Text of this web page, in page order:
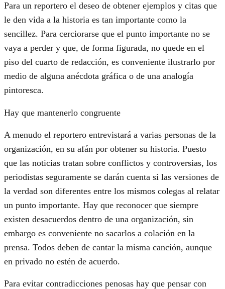
Para un reportero el deseo de obtener ejemplos y citas que
le den vida a la historia es tan importante como la
sencillez. Para cerciorarse que el punto importante no se
vaya a perder y que, de forma figurada, no quede en el
piso del cuarto de redacción, es conveniente ilustrarlo por
medio de alguna anécdota gráfica o de una analogía
pintoresca.
Hay que mantenerlo congruente
A menudo el reportero entrevistará a varias personas de la
organización, en su afán por obtener su historia. Puesto
que las noticias tratan sobre conflictos y controversias, los
periodistas seguramente se darán cuenta si las versiones de
la verdad son diferentes entre los mismos colegas al relatar
un punto importante. Hay que reconocer que siempre
existen desacuerdos dentro de una organización, sin
embargo es conveniente no sacarlos a colación en la
prensa. Todos deben de cantar la misma canción, aunque
en privado no estén de acuerdo.
Para evitar contradicciones penosas hay que pensar con